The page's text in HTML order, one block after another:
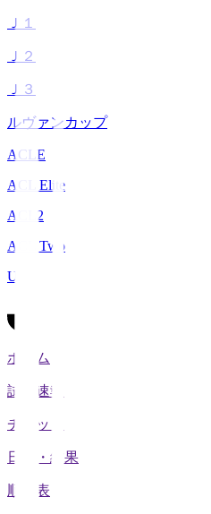
Ｊ１
Ｊ２
Ｊ３
ルヴァンカップ
ACLE
ACL Elite
ACL2
ACL Two
U-21
ホーム
試合速報
チケット
日程・結果
順位表